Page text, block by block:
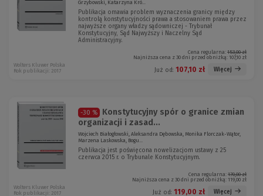
Grzybowski, Katarzyna Kró...
Publikacja omawia problem wyznaczenia granicy między
kontrolą konstytucyjności prawa a stosowaniem prawa przez
najwyższe organy władzy sądowniczej - Trybunał
Konstytucyjny, Sąd Najwyższy i Naczelny Sąd
Administracyjny.
Cena regularna: 153,00 zł
Najniższa cena z 30 dni przed obniżką: 107,10 zł
Już od: 107,10 zł Więcej
Wolters Kluwer Polska
Rok publikacji: 2017
-30 %
Konstytucyjny spór o granice zmian
organizacji i zasad...
Wojciech Białogłowski, Aleksandra Dębowska, Monika Florczak-Wątor,
Marzena Laskowska, Bogu...
Publikacja jest poświęcona nowelizacjom ustawy z 25
czerwca 2015 r. o Trybunale Konstytucyjnym.
Cena regularna: 170,00 zł
Najniższa cena z 30 dni przed obniżką: 119,00 zł
Już od: 119,00 zł Więcej
Wolters Kluwer Polska
Rok publikacji: 2017